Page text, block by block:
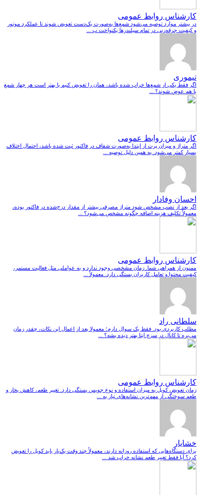
کارشناس روابط عمومی
در بیشتر موارد توصیه می‌شود شمع‌ها به‌صورت یک‌دست تعویض شوند تا عملکرد موتور
و کیفیت جرقه‌زنی در تمام سیلندرها یکنواخت ب ...
تیموری
اگر فقط یکی از شمع‌ها خراب شده باشد، همان را تعویض کنیم یا بهتر است هر چهار شمع
با هم عوض شوند؟ ...
کارشناس روابط عمومی
اگر متراژ و میزان پرت از ابتدا به‌صورت شفاف در فاکتور ثبت شده باشد، احتمال اختلاف
بسیار کمتر می‌شود. به همین دلیل توصیه ...
احسان وفادار
اگر بعد از نصب مشخص شود متراژ مصرفی بیشتر از مقدار درج‌شده در فاکتور بوده،
معمولاً تکلیف هزینه اضافه چگونه مشخص می‌شود؟ ...
کارشناس روابط عمومی
ممنون از همراهی شما. زمان مشخصی وجود ندارد و به عواملی مثل فعالیت مستمر،
کیفیت محتوا و تعامل کاربران بستگی دارد. معمولاً ...
سلطانی راد
مطلب کاربردی بود. فقط یک سوال دارم؛ معمولا بعد از اعمال این نکات، چقدر زمان
می‌بره تا کانال در سرچ ایتا بهتر دیده بشه؟ ...
کارشناس روابط عمومی
زمان تعویض کویل به میزان استفاده و نوع جویس بستگی دارد. تغییر طعم، کاهش بخار و
طعم سوختگی از مهم‌ترین نشانه‌های نیاز به ...
خشایار
برای دستگاه‌هایی که استفاده روزانه دارند، معمولاً چند وقت یک‌بار باید کویل را تعویض
کرد؟ آیا فقط تغییر طعم نشانه خراب شد ...